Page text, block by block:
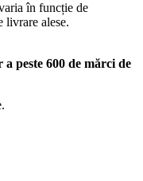
în funcție de
livrare alese.
peste 600 de mărci de